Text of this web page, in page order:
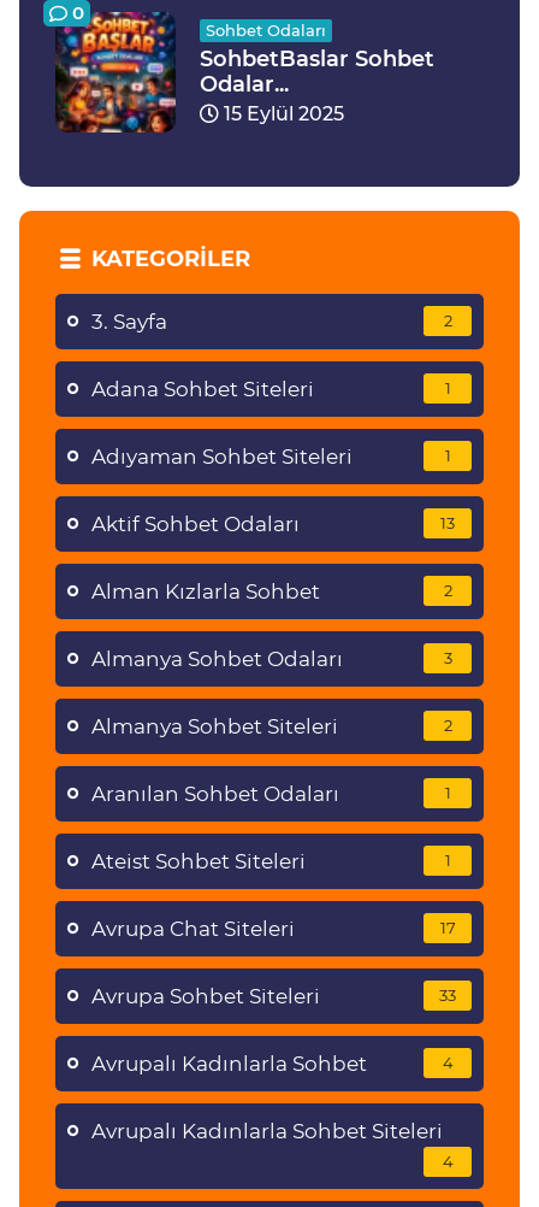
0
Sohbet Odaları
SohbetBaslar Sohbet
Odalar...
15 Eylül 2025
KATEGORILER
3. Sayfa 2
Adana Sohbet Siteleri 1
Adıyaman Sohbet Siteleri 1
Aktif Sohbet Odaları 13
Alman Kızlarla Sohbet 2
Almanya Sohbet Odaları 3
Almanya Sohbet Siteleri 2
Aranılan Sohbet Odaları 1
Ateist Sohbet Siteleri 1
Avrupa Chat Siteleri 17
Avrupa Sohbet Siteleri 33
Avrupalı Kadınlarla Sohbet 4
Avrupalı Kadınlarla Sohbet Siteleri
4